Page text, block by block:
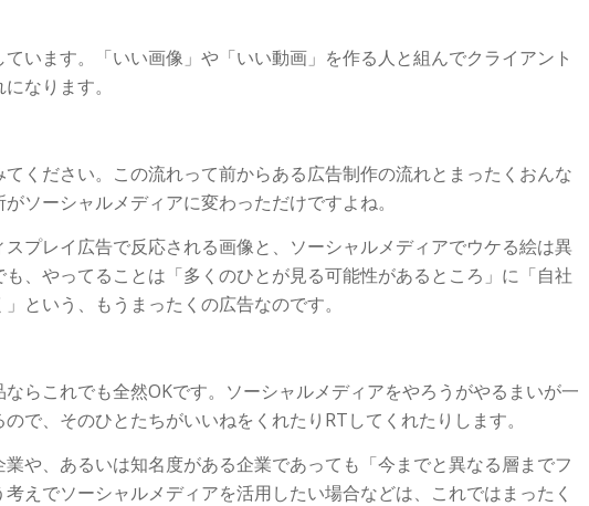
います。「いい画像」や「いい動画」を作る人と組んでクライアント
なります。
ください。この流れって前からある広告制作の流れとまったくおんな
ソーシャルメディアに変わっただけですよね。
スプレイ広告で反応される画像と、ソーシャルメディアでウケる絵は異
、やってることは「多くのひとが見る可能性があるところ」に「自社
という、もうまったくの広告なのです。
らこれでも全然OKです。ソーシャルメディアをやろうがやるまいが一
で、そのひとたちがいいねをくれたりRTしてくれたりします。
や、あるいは知名度がある企業であっても「今までと異なる層までフ
えでソーシャルメディアを活用したい場合などは、これではまったく